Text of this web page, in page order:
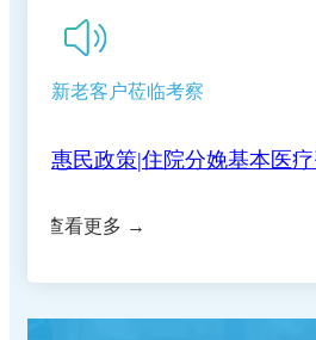
示
关于新增（修订）医疗服务
正规合法的网赌网站关于
新老客户莅临考察
工作
正规的网赌网站2026年6月
（专科）耐磨环保地坪服务
暑假换"新颜"|学生专属肌肤
惠民政策|住院分娩基本医
规的网赌网站全面实施
守住钱袋子 护好幸福家|我
查看更多 →